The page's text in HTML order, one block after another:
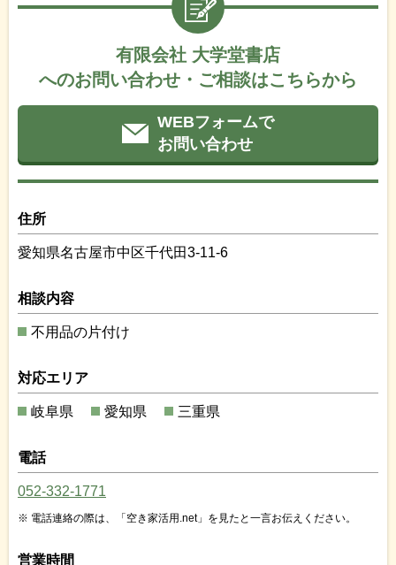
有限会社 大学堂書店
へのお問い合わせ・ご相談はこちらから
WEBフォームで
お問い合わせ
住所
愛知県名古屋市中区千代田3-11-6
相談内容
不用品の片付け
対応エリア
岐阜県 愛知県 三重県
電話
052-332-1771
電話連絡の際は、「空き家活用.net」を見たと一言お伝えください。
営業時間